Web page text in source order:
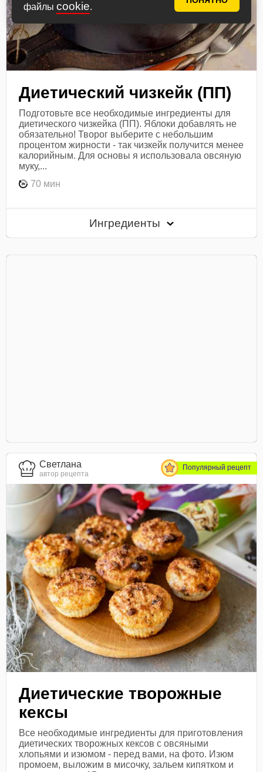
файлы cookie.
Диетический чизкейк (ПП)
Подготовьте все необходимые ингредиенты для
диетического чизкейка (ПП). Яблоки добавлять не
обязательно! Творог выберите с небольшим
процентом жирности - так чизкейк получится менее
калорийным. Для основы я использовала овсяную
муку,...
70 мин
Ингредиенты
Светлана
автор рецепта
Популярный рецепт
Диетические творожные
кексы
Все необходимые ингредиенты для приготовления
диетических творожных кексов с овсяными
хлопьями и изюмом - перед вами, на фото. Изюм
промоем, выложим в мисочку, зальем кипятком и